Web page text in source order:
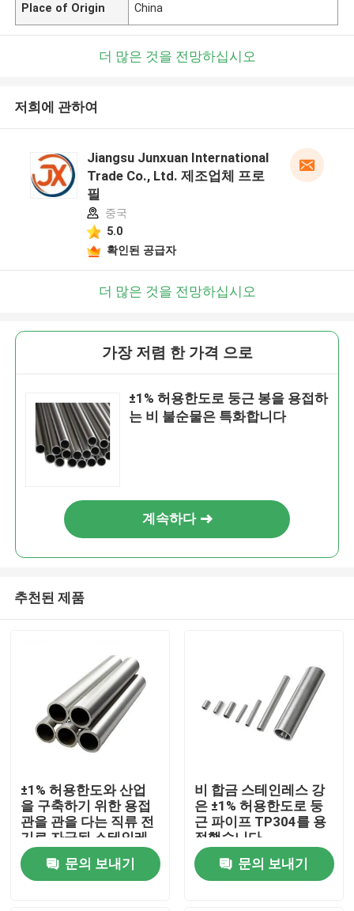
Place of Origin China
더 많은 것을 전망하십시오
저희에 관하여
Jiangsu Junxuan International
Trade Co., Ltd. 제조업체 프로
필
중국
5.0
확인된 공급자
더 많은 것을 전망하십시오
가장 저렴 한 가격 으로
±1% 허용한도로 둥근 봉을 용접하
는 비 불순물은 특화합니다
계속하다
추천된 제품
±1% 허용한도와 산업
을 구축하기 위한 용접
관을 관을 다는 직류 전
기로 자극된 스테인레
스 강
문의 보내기
비 합금 스테인레스 강
은 ±1% 허용한도로 둥
근 파이프 TP304를 용
접했습니다
문의 보내기